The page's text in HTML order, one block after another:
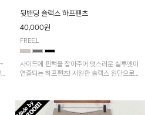
뒷밴딩 슬랙스 하프팬츠
40,000원
FREE,L
사이드에 핀턱을 잡아주어 멋스러운 실루엣이
연출되는 하프팬츠! 시원한 슬랙스 원단으로